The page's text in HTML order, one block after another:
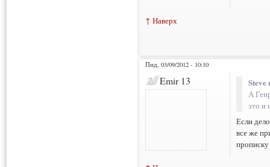
↑ Наверх
Пнд, 03/09/2012 - 10:10
Emir 13 Steve
А
это и
Если
все же